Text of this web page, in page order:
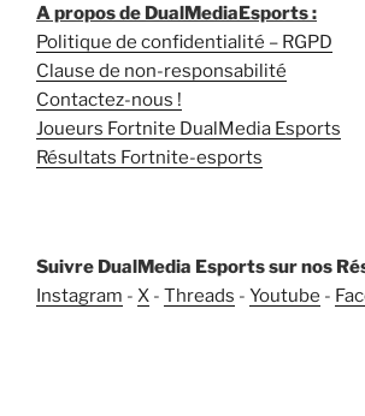
A propos de DualMediaEsports :
Politique de confidentialité – RGPD
Clause de non-responsabilité
Contactez-nous !
Joueurs Fortnite DualMedia Esports
Résultats Fortnite-esports
Suivre DualMedia Esports sur nos
Instagram - X - Threads - Youtube -